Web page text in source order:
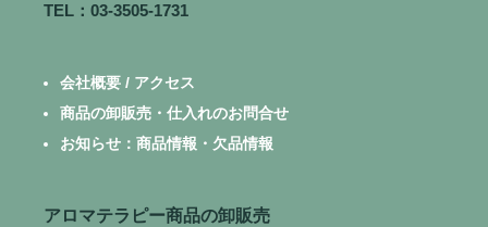
TEL：03-3505-1731
会社概要 / アクセス
商品の卸販売・仕入れのお問合せ
お知らせ：商品情報・欠品情報
アロマテラピー商品の卸販売